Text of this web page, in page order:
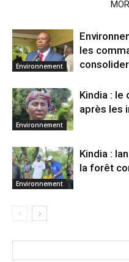
Environnement
les
Environnement
Kindia : le
après les
Environnement
Kindia :
la forêt